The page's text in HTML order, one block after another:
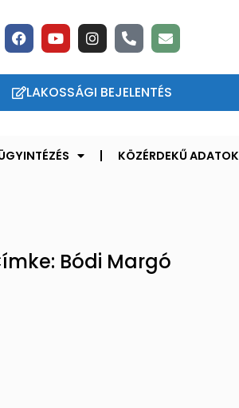
LAKOSSÁGI BEJELENTÉS
KÖZÉRDEKŰ ADATOK
Bódi Margó